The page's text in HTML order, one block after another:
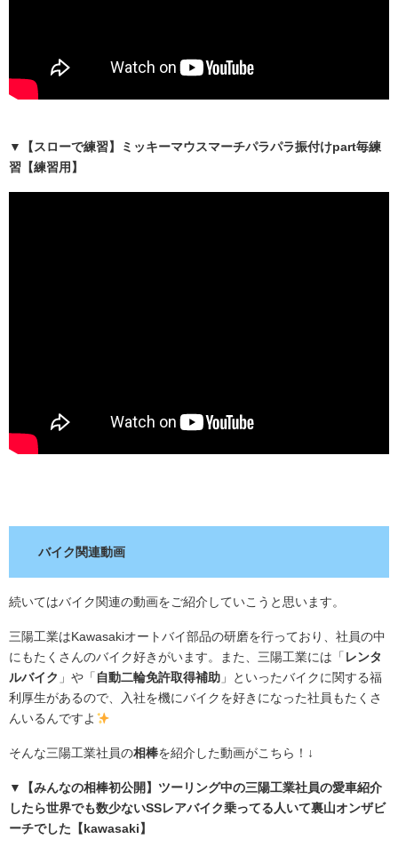
▼【スローで練習】ミッキーマウスマーチパラパラ振付けpart毎練
習【練習用】
バイク関連動画
続いてはバイク関連の動画をご紹介していこうと思います。
三陽工業はKawasakiオートバイ部品の研磨を行っており、社員の中
にもたくさんのバイク好きがいます。また、三陽工業には「 レンタ
ルバイク 」や「 自動二輪免許取得補助 」といったバイクに関する福
利厚生があるので、入社を機にバイクを好きになった社員もたくさ
んいるんですよ
そんな三陽工業社員の相棒を紹介した動画がこちら！↓
▼【みんなの相棒初公開】ツーリング中の三陽工業社員の愛車紹介
したら世界でも数少ないSSレアバイク乗ってる人いて裏山オンザビ
ーチでした【kawasaki】